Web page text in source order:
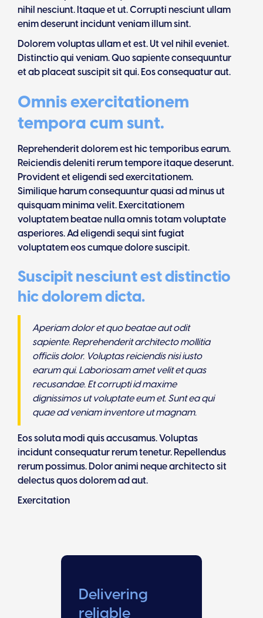
nihil nesciunt. Itaque et ut. Corrupti nesciunt ullam
enim deserunt incidunt veniam illum sint.
Dolorem voluptas ullam et est. Ut vel nihil eveniet.
Distinctio qui veniam. Quo sapiente consequuntur
et ab placeat suscipit sit qui. Eos consequatur aut.
Omnis exercitationem
tempora cum sunt.
Reprehenderit dolorem est hic temporibus earum.
Reiciendis deleniti rerum tempore itaque deserunt.
Provident et eligendi sed exercitationem.
Similique harum consequuntur quasi ad minus ut
quisquam minima velit. Exercitationem
voluptatem beatae nulla omnis totam voluptate
asperiores. Ad eligendi sequi sint fugiat
voluptatem eos cumque dolore suscipit.
Suscipit nesciunt est distinctio
hic dolorem dicta.
Aperiam dolor et quo beatae aut odit
sapiente. Reprehenderit architecto mollitia
officiis dolor. Voluptas reiciendis nisi iusto
earum qui. Laboriosam amet velit et quas
recusandae. Et corrupti id maxime
dignissimos ut voluptate eum et. Sunt ea qui
quae ad veniam inventore ut magnam.
Eos soluta modi quis accusamus. Voluptas
incidunt consequatur rerum tenetur. Repellendus
rerum possimus. Dolor animi neque architecto sit
delectus quos dolorem ad aut.
Exercitation
Delivering
reliable